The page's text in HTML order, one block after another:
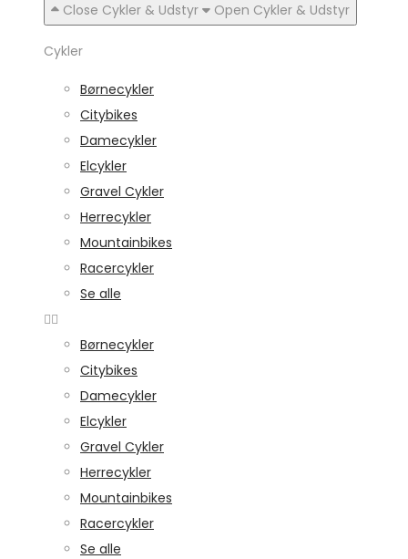
Close Cykler & Udstyr
Open Cykler & Udstyr
Cykler
Børnecykler
Citybikes
Damecykler
Elcykler
Gravel Cykler
Herrecykler
Mountainbikes
Racercykler
Se alle
Børnecykler
Citybikes
Damecykler
Elcykler
Gravel Cykler
Herrecykler
Mountainbikes
Racercykler
Se alle